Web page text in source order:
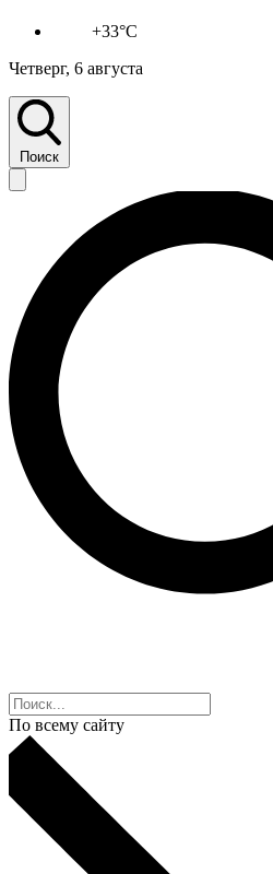
+33°C
Четверг, 6 августа
Поиск
По всему сайту